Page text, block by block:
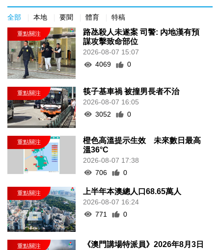
全部 本地 要聞 體育 特稿
路氹殺人未遂案 司警: 內地漢有預
謀攻擊致命部位
2026-08-07 15:07
4069
0
筷子基車禍 被撞男長者不治
2026-08-07 16:05
3052
0
橙色高溫提示生效 未來數日最高
溫36°C
2026-08-07 17:38
706
0
上半年本澳總人口68.65萬人
2026-08-07 16:24
771
0
《澳門講場特派員》2026年8月3日